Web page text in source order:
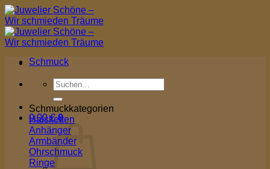
Zum
Inhalt
springen
Suchen
nach:
0,00€ 0
Schmuck
Schmuckkategorien
Halsketten
Anhänger
Armbänder
Ohrschmuck
Ringe